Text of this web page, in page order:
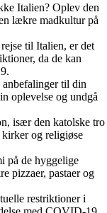
Italien? Oplev den
lækre madkultur på
til Italien, er det
da de kan
til din
oplevelse og undgå
især den katolske tro
og religiøse
på de hyggelige
pizzaer, pastaer og
restriktioner i